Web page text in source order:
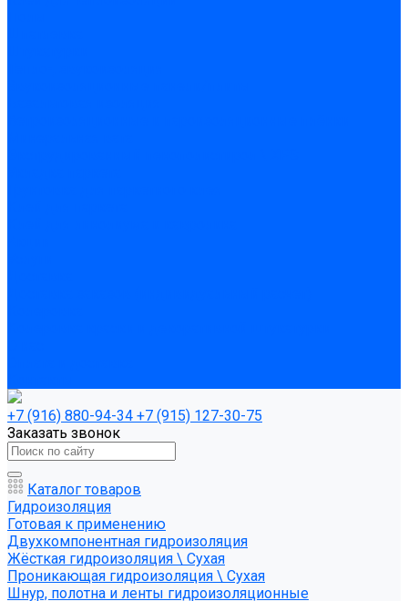
+7 (916) 880-94-34 +7 (915) 127-30-75
Заказать звонок
Каталог товаров
Гидроизоляция
Готовая к применению
Двухкомпонентная гидроизоляция
Жёсткая гидроизоляция \ Сухая
Проникающая гидроизоляция \ Сухая
Шнур, полотна и ленты гидроизоляционные